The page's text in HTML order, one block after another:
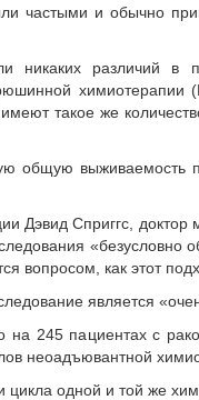
частыми и обычно
никаких различий в
такое же
общую выживаемость
Дэвид Сприггс,
«безусловно
вопросом, как этот
является
на 245 пациентах с
неоадъювантной
одной и той же